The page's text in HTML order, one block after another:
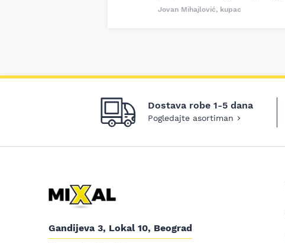
Jovan Mihajlović, kupac
Dostava robe 1-5 dana
Pogledajte asortiman
Gandijeva 3, Lokal 10, Beograd